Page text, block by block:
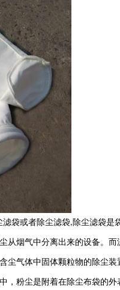
滤袋或者除尘滤袋, 除尘滤袋是
从烟气中分离出来的设备。
尘气体中固体颗粒物的除尘
，粉尘是附着在除尘布袋的